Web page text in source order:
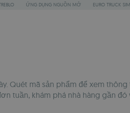
ỨNG DỤNG NGUỒN MỞ EURO TRUCK
Quét mã sản phẩm để xem
tuần, khám phá nhà hàng gần